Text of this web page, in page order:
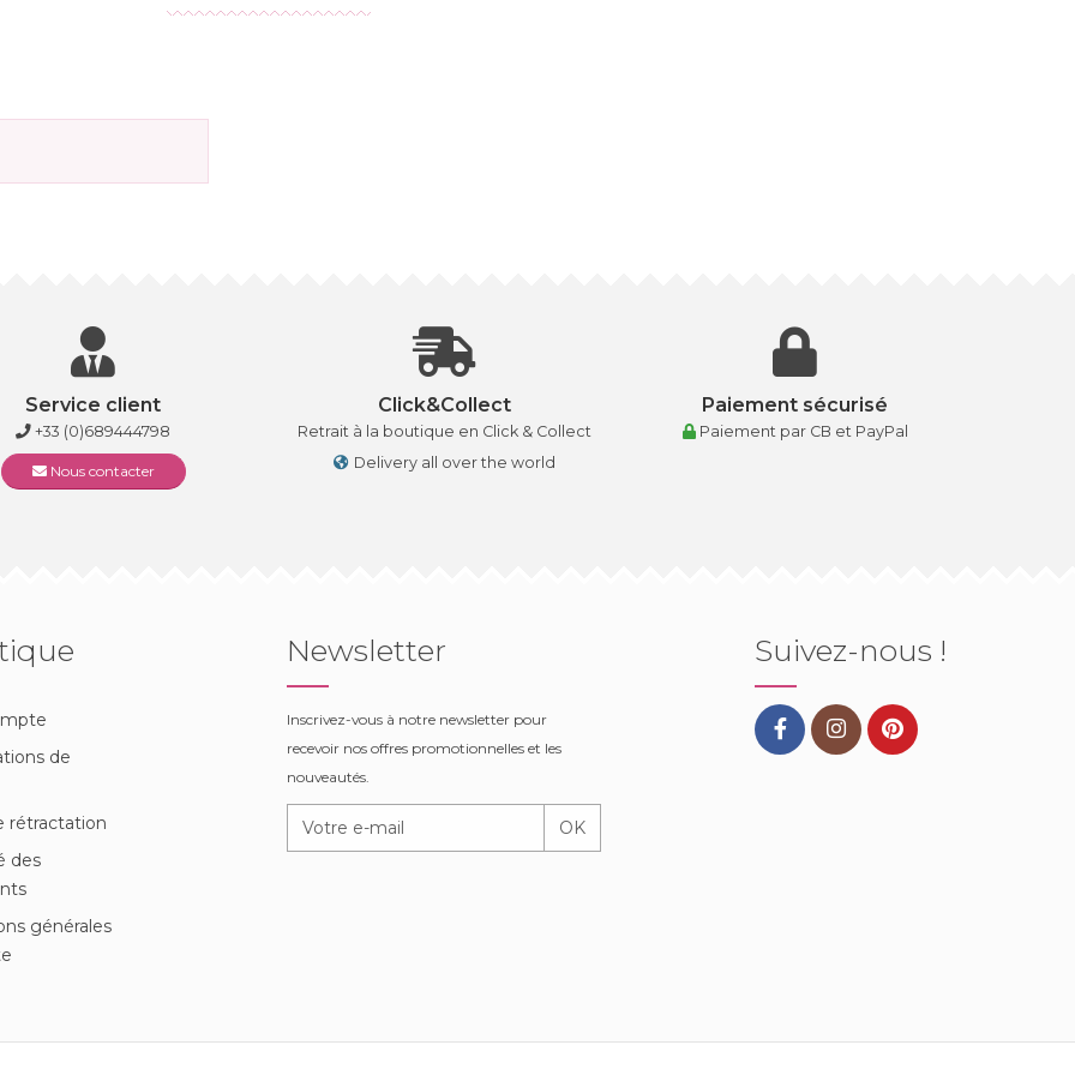
Service client
+33 (0)689444798
Nous contacter
Click&Collect
Retrait à la boutique en Click & Collect
Delivery all over the world
Paiement sécurisé
Paiement par CB et PayPal
de
rétractation
des
générales
Newsletter
Inscrivez-vous à notre newsletter pour
recevoir nos offres promotionnelles et les
nouveautés.
OK
Suivez-nous !